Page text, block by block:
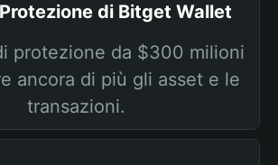
di Bitget Wallet
protezione da $300 milioni
ancora di più gli asset e le
transazioni.